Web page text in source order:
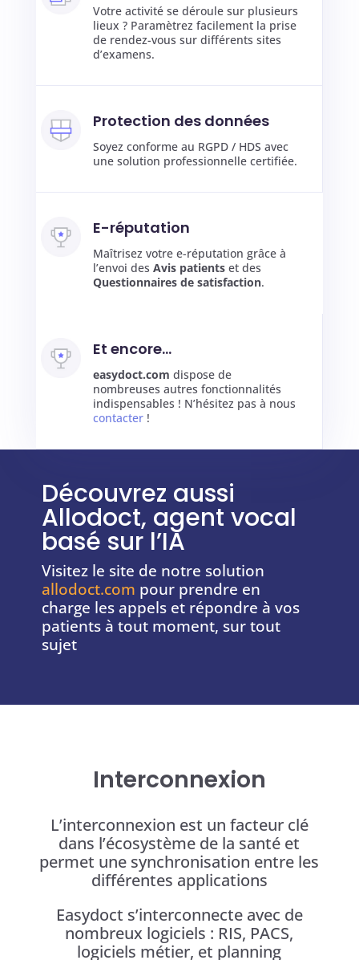
Votre activité se déroule sur plusieurs
lieux ? Paramètrez facilement la prise
de rendez-vous sur différents sites
d’examens.
Protection des données
Soyez conforme au RGPD / HDS avec
une solution professionnelle certifiée.
E-réputation
Maîtrisez votre e-réputation grâce à
l’envoi des Avis patientset des
Questionnaires de satisfaction.
Et encore…
easydoct.com dispose de
nombreuses autres fonctionnalités
indispensables ! N’hésitez pas à nous
contacter !
Découvrez aussi
Allodoct, agent vocal
basé sur l’IA
Visitez le site de notre solution
allodoct.com pour prendre en
charge les appels et répondre à vos
patients à tout moment, sur tout
sujet
Interconnexion
L’interconnexion est un facteur clé
dans l’écosystème de la santé et
permet une synchronisation entre les
différentes applications
Easydoct s’interconnecte avec de
nombreux logiciels : RIS, PACS,
logiciels métier, et planning